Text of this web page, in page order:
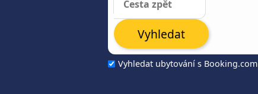
Vyhledat ubytování s Booking.com
Vyhledat